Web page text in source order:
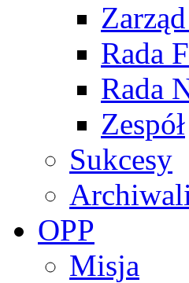
Rada
Rada
Zespół
Sukcesy
OPP
Misja